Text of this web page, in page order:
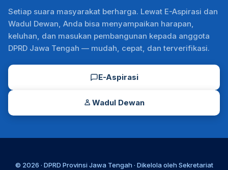
Setiap suara masyarakat berharga. Lewat E-Aspirasi dan
Wadul Dewan, Anda bisa menyampaikan harapan,
keluhan, dan masukan pembangunan kepada anggota
DPRD Jawa Tengah — mudah, cepat, dan terverifikasi.
E-Aspirasi
Wadul Dewan
© 2026 · DPRD Provinsi Jawa Tengah · Dikelola oleh Sekretariat